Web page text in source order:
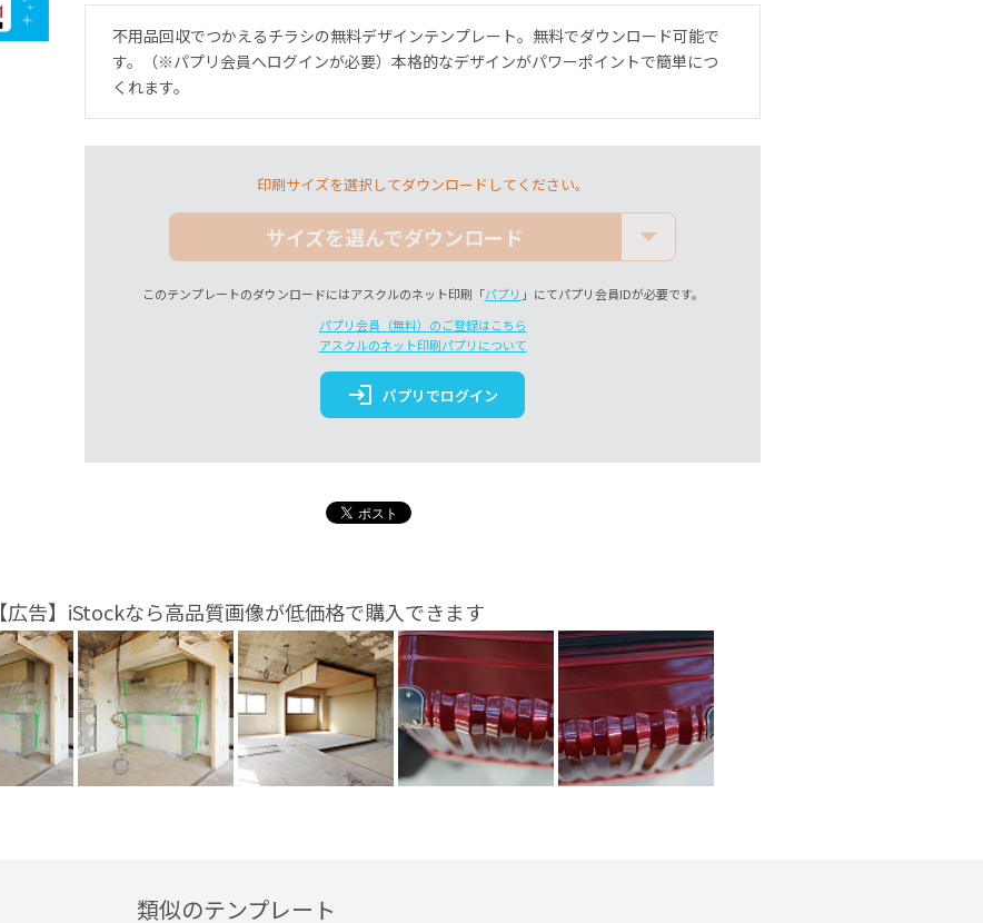
不用品回収でつかえるチラシの無料デザインテンプレート。無料でダウンロード可能で
す。（※パプリ会員へログインが必要）本格的なデザインがパワーポイントで簡単につ
くれます。
印刷サイズを選択してダウンロードしてください。
サイズを選んでダウンロード
このテンプレートのダウンロードにはアスクルのネット印刷「パプリ 」にてパプリ会員IDが必要です。
パプリ会員（無料）のご登録はこちら
アスクルのネット印刷パプリについて
login パプリでログイン
【広告】iStockなら高品質画像が低価格で購入できます
類似のテンプレート